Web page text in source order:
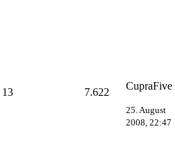
13 7.622
CupraFive
25. August
2008, 22:47